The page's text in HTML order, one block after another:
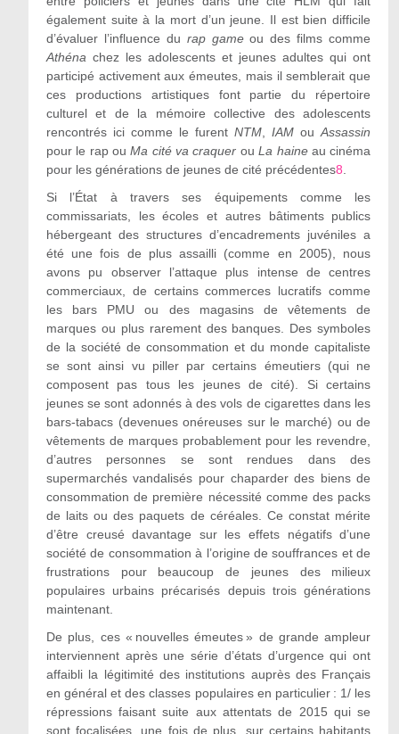
également suite à la mort d’un jeune. Il est bien difficile
d’évaluer l’influence du rap gameou des films comme
Athénachez les adolescents et jeunes adultes qui ont
participé activement aux émeutes, mais il semblerait que
ces productions artistiques font partie du répertoire
culturel et de la mémoire collective des adolescents
rencontrés ici comme le furentNTM,IAM ouAssassin
pour le rap ouMa cité va craquer ouLa haineau cinéma
pour les générations de jeunes de cité précédentes8.
Si l’État à travers ses équipements comme les
commissariats, les écoles et autres bâtiments publics
hébergeant des structures d’encadrements juvéniles a
été une fois de plus assailli (comme en 2005), nous
avons pu observer l’attaque plus intense de centres
commerciaux, de certains commerces lucratifs comme
les bars PMU ou des magasins de vêtements de
marques ou plus rarement des banques. Des symboles
de la société de consommation et du monde capitaliste
se sont ainsi vu piller par certains émeutiers (qui ne
composent pas tous les jeunes de cité). Si certains
jeunes se sont adonnés à des vols de cigarettes dans les
bars-tabacs (devenues onéreuses sur le marché) ou de
vêtements de marques probablement pour les revendre,
d’autres personnes se sont rendues dans des
supermarchés vandalisés pour chaparder des biens de
consommation de première nécessité comme des packs
de laits ou des paquets de céréales. Ce constat mérite
d’être creusé davantage sur les effets négatifs d’une
société de consommation à l’origine de souffrances et de
frustrations pour beaucoup de jeunes des milieux
populaires urbains précarisés depuis trois générations
maintenant.
De plus, ces « nouvelles émeutes » de grande ampleur
interviennent après une série d’états d’urgence qui ont
affaibli la légitimité des institutions auprès des Français
en général et des classes populaires en particulier : 1/ les
répressions faisant suite aux attentats de 2015 qui se
sont focalisées, une fois de plus, sur certains habitants